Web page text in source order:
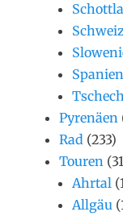
Spanien
Pyrenäen
Rad (233)
Touren
Ahrtal
Allgäu